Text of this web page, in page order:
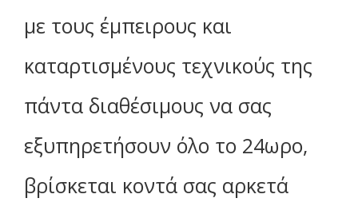
με τους έμπειρους και
καταρτισμένους τεχνικούς της
πάντα διαθέσιμους να σας
εξυπηρετήσουν όλο το 24ωρο,
βρίσκεται κοντά σας αρκετά